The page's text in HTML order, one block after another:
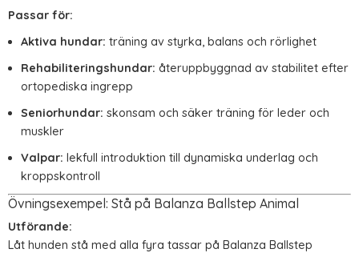
Passar för:
Aktiva hundar: träning av styrka, balans och rörlighet
Rehabiliteringshundar: återuppbyggnad av stabilitet efter
ortopediska ingrepp
Seniorhundar: skonsam och säker träning för leder och
muskler
Valpar: lekfull introduktion till dynamiska underlag och
kroppskontroll
Övningsexempel: Stå på Balanza Ballstep Animal
Utförande:
Låt hunden stå med alla fyra tassar på Balanza Ballstep